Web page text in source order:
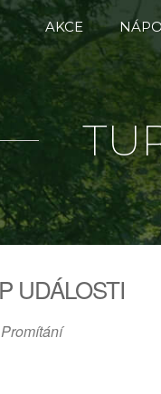
AKCE
UDÁLOSTI
Promítání